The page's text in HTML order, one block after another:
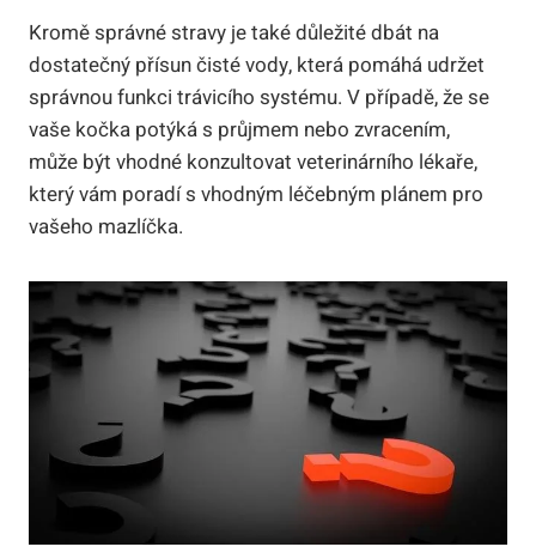
Kromě správné ‌stravy je ‌také důležité​ dbát na⁤
dostatečný přísun čisté⁢ vody,⁢ která pomáhá udržet
⁤správnou funkci trávicího systému. V případě, ⁣že⁢ se
‍vaše kočka potýká s průjmem ⁤nebo zvracením,⁢
může být ⁢vhodné‍ konzultovat veterinárního lékaře,
který ‍vám poradí s vhodným ‌léčebným plánem pro
vašeho mazlíčka.